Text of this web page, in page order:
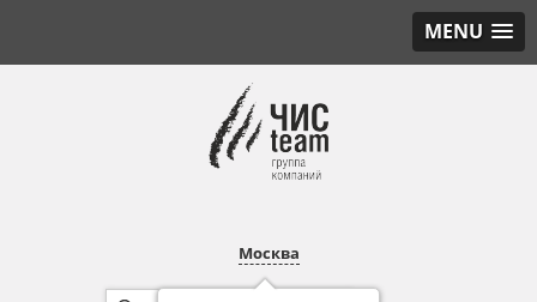
MENU
Москва